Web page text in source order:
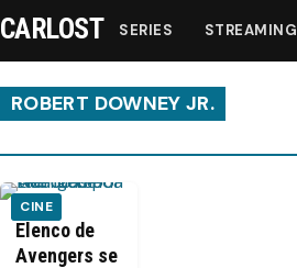
Streaming
CARLOST SERIES STREAMING
ROBERT DOWNEY JR.
CINE
Elenco de
Avengers se